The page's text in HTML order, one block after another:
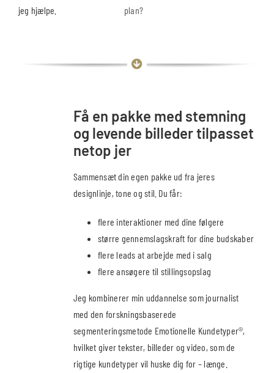
jeg hjælpe.
plan?
Få en pakke med stemning
og levende billeder tilpasset
netop jer
Sammensæt din egen pakke ud fra jeres
designlinje, tone og stil. Du får:
flere interaktioner med dine følgere
større gennemslagskraft for dine budskaber
flere leads at arbejde med i salg
flere ansøgere til stillingsopslag
Jeg kombinerer min uddannelse som journalist
med den forskningsbaserede
segmenteringsmetode Emotionelle Kundetyper®,
hvilket giver tekster, billeder og video, som de
rigtige kundetyper vil huske dig for – længe.